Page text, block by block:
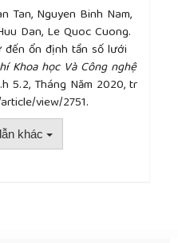
and storage during
and A. Khodaei,
sizing of energy
IEEE Trans. Smart
2012.
J. Bain, “Energy-storage
generation.” Energy
December 2008, Pages
Tan, Nguyen Binh Nam,
Dan, Le Quoc Cuong.
ổn định tần số lưới
Khoa học Và Công nghệ
5.2, Tháng Năm 2020, tr
view/2751.
khác